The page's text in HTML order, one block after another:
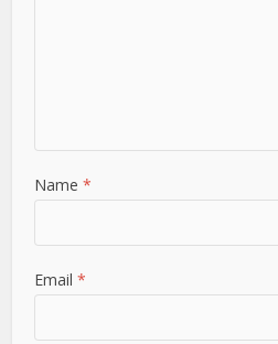
Name*
Email*